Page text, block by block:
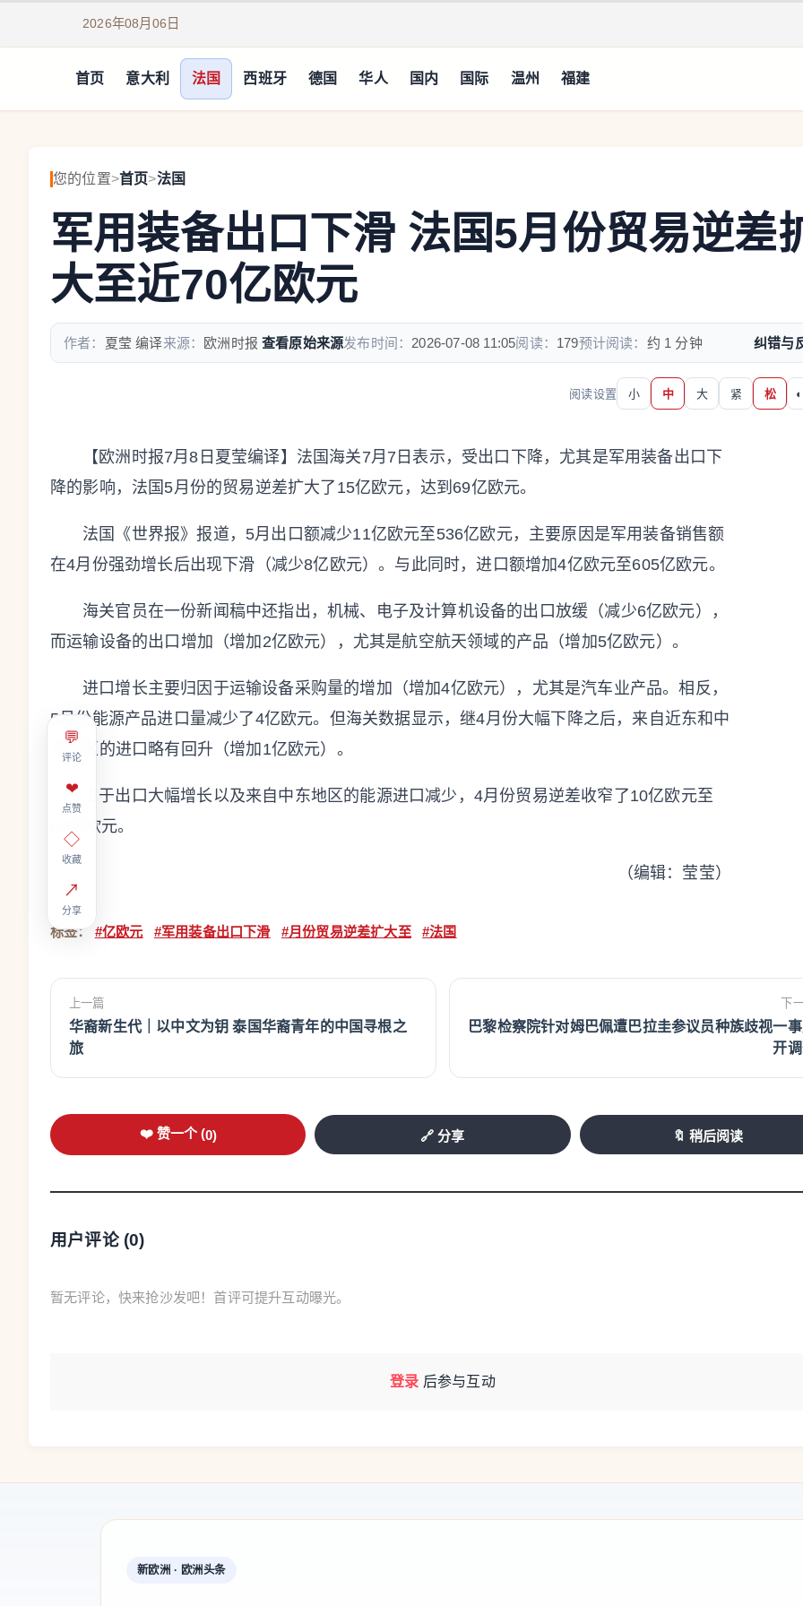
2026年08月06日
首页 意大利 法国 西班牙 德国 华人 国内 国际 温州 福建
您的位置>首页>法国
军用装备出口下滑 法国5月份贸易逆差
大至近70亿欧元
作者： 夏莹 编译来源： 欧洲时报 查看原始来源发布时间： 2026-07-08 11:05阅读： 179预计阅读： 约 1 分钟 纠错与
阅读设置 小 中 大 紧 松 ◐
💬
评论
❤
点赞
◇
收藏
↗
分享
【欧洲时报7月8日夏莹编译】法国海关7月7日表示，受出口下降，尤其是军用装备出口下
降的影响，法国5月份的贸易逆差扩大了15亿欧元，达到69亿欧元。
法国《世界报》报道，5月出口额减少11亿欧元至536亿欧元，主要原因是军用装备销售额
在4月份强劲增长后出现下滑（减少8亿欧元）。与此同时，进口额增加4亿欧元至605亿欧元。
海关官员在一份新闻稿中还指出，机械、电子及计算机设备的出口放缓（减少6亿欧元），
而运输设备的出口增加（增加2亿欧元），尤其是航空航天领域的产品（增加5亿欧元）。
进口增长主要归因于运输设备采购量的增加（增加4亿欧元），尤其是汽车业产品。相反，
5月份能源产品进口量减少了4亿欧元。但海关数据显示，继4月份大幅下降之后，来自近东和中
东地区的进口略有回升（增加1亿欧元）。
由于出口大幅增长以及来自中东地区的能源进口减少，4月份贸易逆差收窄了10亿欧元至
54亿欧元。
（编辑：莹莹）
标签： #亿欧元 #军用装备出口下滑 #月份贸易逆差扩大至 #法国
上一篇
华裔新生代｜以中文为钥 泰国华裔青年的中国寻根之
旅
下
巴黎检察院针对姆巴佩遭巴拉圭参议员种族歧视一
开
❤️ 赞一个 (0) 🔗 分享 🔖 稍后阅读
用户评论 (0)
暂无评论，快来抢沙发吧！首评可提升互动曝光。
登录 后参与互动
新欧洲 · 欧洲头条